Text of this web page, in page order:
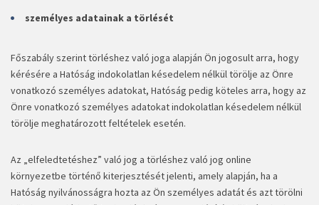
személyes adatainak a törlését
Főszabály szerint törléshez való joga alapján Ön jogosult arra, hogy
kérésére a Hatóság indokolatlan késedelem nélkül törölje az Önre
vonatkozó személyes adatokat, Hatóság pedig köteles arra, hogy az
Önre vonatkozó személyes adatokat indokolatlan késedelem nélkül
törölje meghatározott feltételek esetén.
Az „elfeledtetéshez” való jog a törléshez való jog online
környezetbe történő kiterjesztését jelenti, amely alapján, ha a
Hatóság nyilvánosságra hozta az Ön személyes adatát és azt törölni